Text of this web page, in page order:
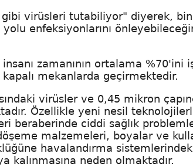
gibi virüsleri tutabiliyor" diyerek,
enfeksiyonlarını
zamanının ortalama %70'ini
mekanlarda geçirmektedir.
virüsler ve 0,45 mikron
Özellikle yeni nesil
beraberinde ciddi sağlık
malzemeleri, boyalar ve
havalandırma
kalınmasına neden olmaktadır.